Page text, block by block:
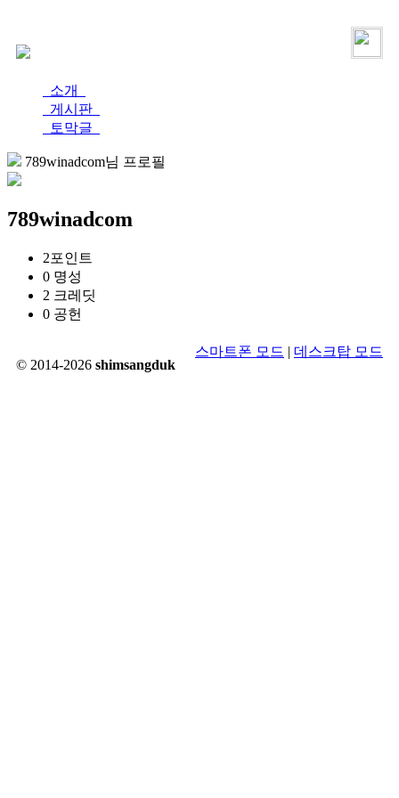
소개
게시판
토막글
789winadcom님 프로필
789winadcom
2포인트
0 명성
2 크레딧
0 공헌
© 2014-2026 shimsangduk
스마트폰 모드 | 데스크탑 모드